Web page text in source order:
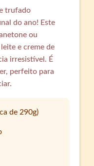
trufado
do ano! Este
ou
e creme de
irresistível. É
perfeito para
de 290g)